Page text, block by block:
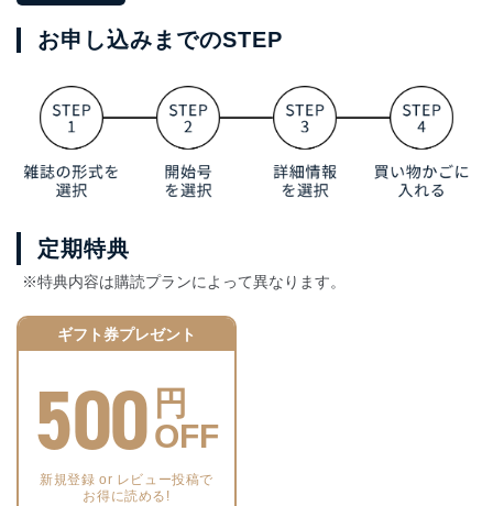
お申し込みまでのSTEP
定期特典
※特典内容は購読プランによって異なります。
ギフト券プレゼント
500 円
OFF
新規登録 or レビュー投稿で
お得に読める!